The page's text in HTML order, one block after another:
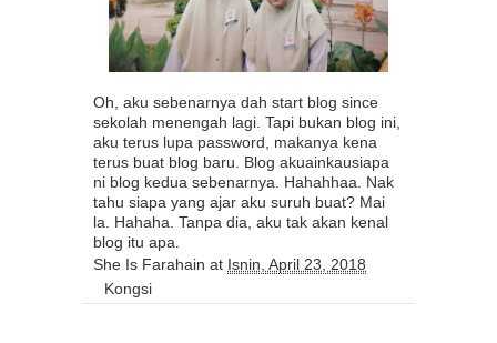
Oh, aku sebenarnya dah start blog since
sekolah menengah lagi. Tapi bukan blog ini,
aku terus lupa password, makanya kena
terus buat blog baru. Blog akuainkausiapa
ni blog kedua sebenarnya. Hahahhaa. Nak
tahu siapa yang ajar aku suruh buat? Mai
la. Hahaha. Tanpa dia, aku tak akan kenal
blog itu apa.
She Is Farahain at Isnin, April 23, 2018
Kongsi